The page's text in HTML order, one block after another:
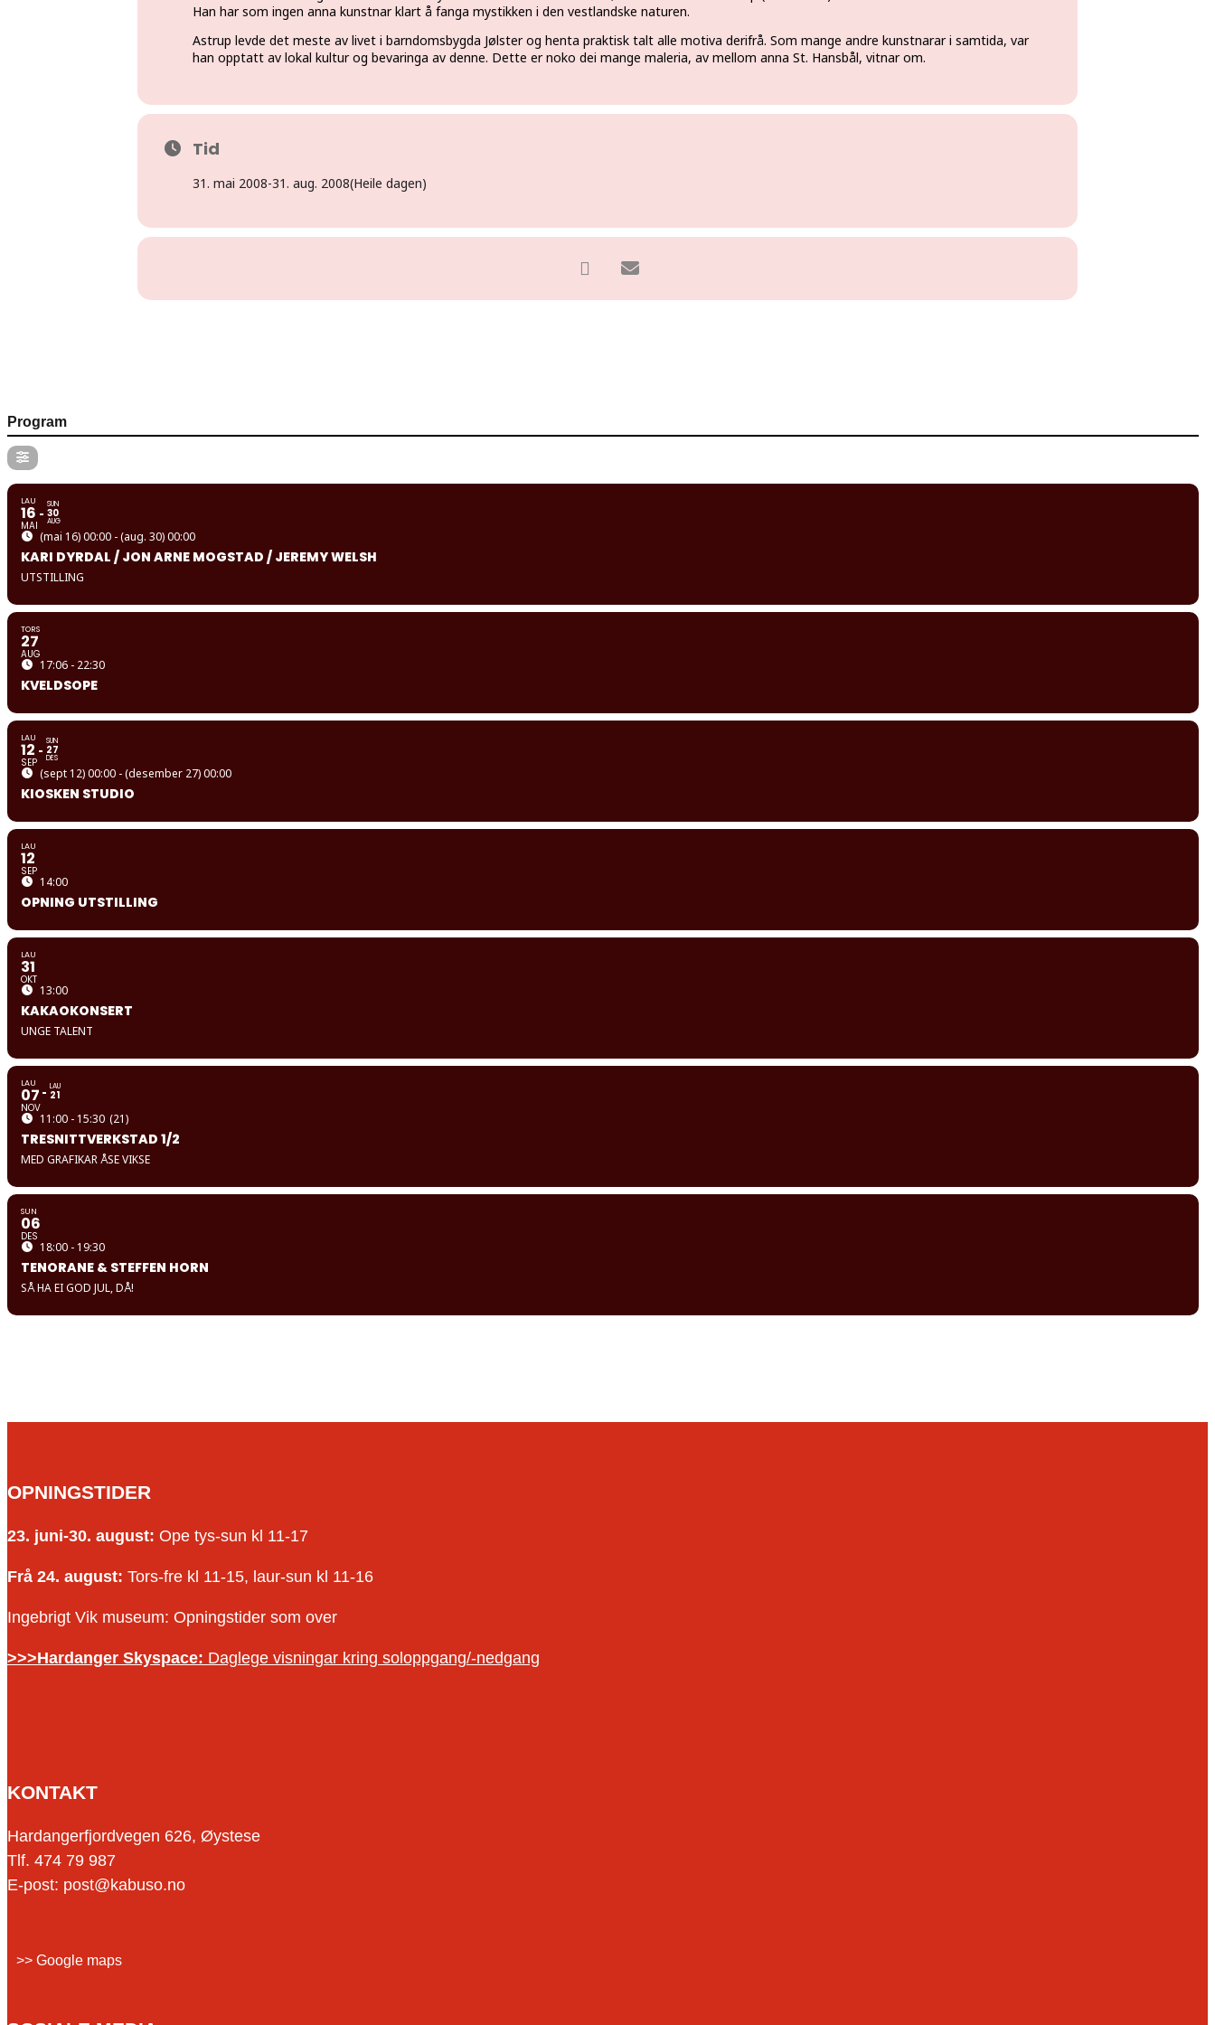
Han har som ingen anna kunstnar klart å fanga mystikken i den vestlandske naturen.
Astrup levde det meste av livet i barndomsbygda Jølster og henta praktisk talt alle motiva derifrå. Som mange andre kunstnarar i samtida, var
han opptatt av lokal kultur og bevaringa av denne. Dette er noko dei mange maleria, av mellom anna St. Hansbål, vitnar om.
Tid
31. mai 2008-31. aug. 2008(Heile dagen)
Program
LAU
16
MAI
SUN
30
AUG
(mai 16) 00:00 - (aug. 30) 00:00
KARI DYRDAL / JON ARNE MOGSTAD / JEREMY WELSH
UTSTILLING
TORS
27
AUG
17:06 - 22:30
KVELDSOPE
LAU
12
SEP
SUN
27
DES
(sept 12) 00:00 - (desember 27) 00:00
KIOSKEN STUDIO
LAU
12
SEP
14:00
OPNING UTSTILLING
LAU
31
OKT
13:00
KAKAOKONSERT
UNGE TALENT
LAU
07
NOV
LAU
21
11:00 - 15:30 (21)
TRESNITTVERKSTAD 1/2
MED GRAFIKAR ÅSE VIKSE
SUN
06
DES
18:00 - 19:30
TENORANE & STEFFEN HORN
SÅ HA EI GOD JUL, DÅ!
OPNINGSTIDER
23. juni-30. august: Ope tys-sun kl 11-17
Frå 24. august: Tors-fre kl 11-15, laur-sun kl 11-16
Ingebrigt Vik museum: Opningstider som over
>>>Hardanger Skyspace: Daglege visningar kring soloppgang/-nedgang
KONTAKT
Hardangerfjordvegen 626, Øystese
Tlf. 474 79 987
E-post: post@kabuso.no
>> Google maps